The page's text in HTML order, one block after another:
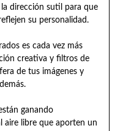
dirección sutil para que
su personalidad.
es cada vez más
creativa y filtros de
de tus imágenes y
ganando
aire libre que aporten un